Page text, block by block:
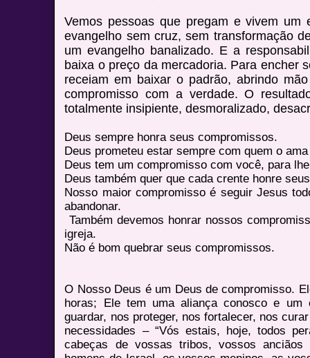
Vemos pessoas que pregam e vivem um
evangelho sem cruz, sem transformação
um evangelho banalizado. E a
baixa o preço da mercadoria. Para encher
receiam em baixar o padrão, abrindo
compromisso com a verdade. O
totalmente insipiente, desmoralizado,
Deus sempre honra seus compromissos.
Deus prometeu estar sempre com quem o
Deus tem um compromisso com você, para
Deus também quer que cada crente honre
Nosso maior compromisso é seguir Jesus
abandonar.
Também devemos honrar nossos
igreja.
Não é bom quebrar seus compromissos.
O Nosso Deus é um Deus de compromisso.
horas; Ele tem uma aliança conosco e um
guardar, nos proteger, nos fortalecer, nos
necessidades – “Vós estais, hoje, todos
cabeças de vossas tribos, vossos